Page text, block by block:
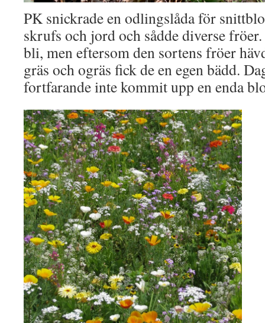
PK snickrade en odlingslåda för
skrufs och jord och sådde diverse
bli, men eftersom den sortens fröer
gräs och ogräs fick de en egen bädd.
fortfarande inte kommit upp en enda